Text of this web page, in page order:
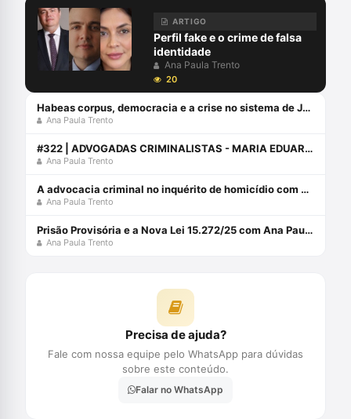
ARTIGO
Perfil fake e o crime de falsa
identidade
Ana Paula Trento
20
Habeas corpus, democracia e a crise no sistema de Justiça
Ana Paula Trento
#322 | ADVOGADAS CRIMINALISTAS - MARIA EDUARDA ROCHA, ANA PAULA TRENTO, CLARISSA BARUQUE E EMANUELLE VIEIRA.
Ana Paula Trento
A advocacia criminal no inquérito de homicídio com Ana Paula Trento
Ana Paula Trento
Prisão Provisória e a Nova Lei 15.272/25 com Ana Paula Trento
Ana Paula Trento
Precisa de ajuda?
Fale com nossa equipe pelo WhatsApp para dúvidas
sobre este conteúdo.
Falar no WhatsApp